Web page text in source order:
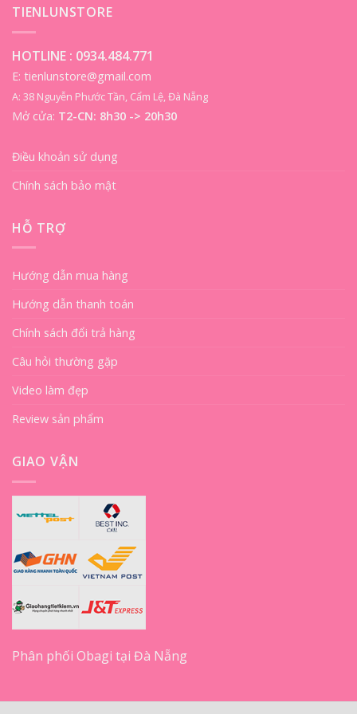
TIENLUNSTORE
HOTLINE : 0934.484.771
E: tienlunstore@gmail.com
A: 38 Nguyễn Phước Tần, Cẩm Lệ, Đà Nẵng
Mở cửa: T2-CN: 8h30 -> 20h30
Điều khoản sử dụng
Chính sách bảo mật
HỖ TRỢ
Hướng dẫn mua hàng
Hướng dẫn thanh toán
Chính sách đổi trả hàng
Câu hỏi thường gặp
Video làm đẹp
Review sản phẩm
GIAO VẬN
Phân phối Obagi tại Đà Nẵng